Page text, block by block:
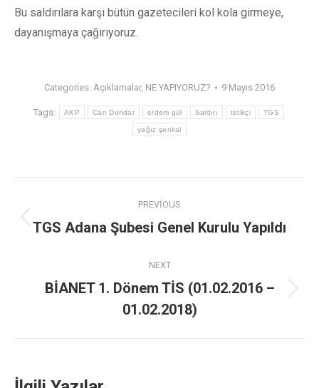
Bu saldırılara karşı bütün gazetecileri kol kola girmeye,
dayanışmaya çağırıyoruz.
Categories: Açıklamalar, NE YAPIYORUZ? 9 Mayıs 2016
Tags: AKP Can Dündar erdem gül Saldırı tetikçi TGS
yağız şenkal
PREVIOUS
TGS Adana Şubesi Genel Kurulu Yapıldı
NEXT
BİANET 1. Dönem TİS (01.02.2016 –
01.02.2018)